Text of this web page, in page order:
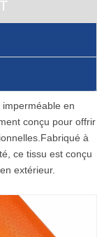
en
conçu pour offrir
à
ce tissu est conçu
extérieur.